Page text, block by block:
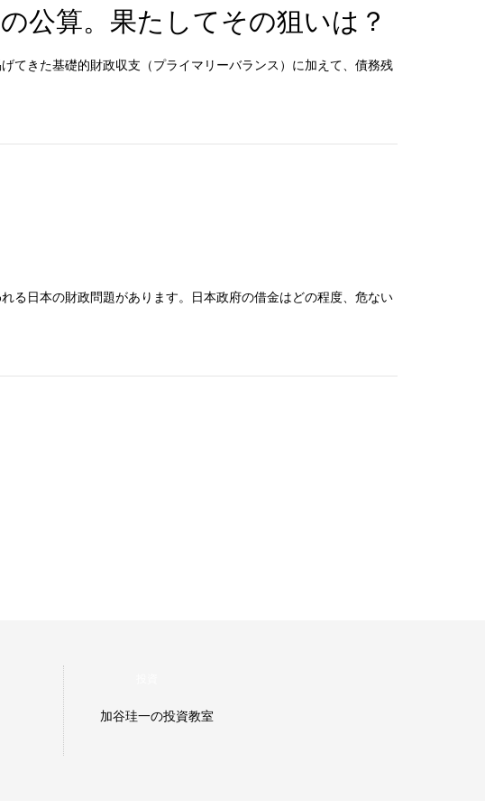
公算。果たしてその狙いは？
てきた基礎的財政収支（プライマリーバランス）に加えて、債務残
る日本の財政問題があります。日本政府の借金はどの程度、危ない
加谷珪一の投資教室